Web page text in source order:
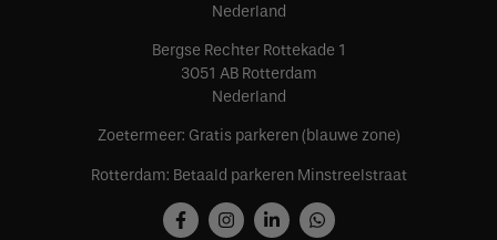
Nederland
Bergse Rechter Rottekade 1
3051 AB Rotterdam
Nederland
Zoetermeer: Gratis parkeren (blauwe zone)
Rotterdam: Betaald parkeren Minstreelstraat